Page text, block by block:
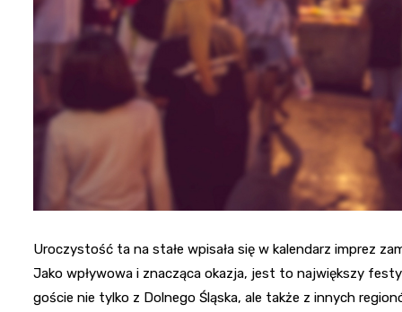
Uroczystość ta na stałe wpisała się w kalendarz imprez
Jako wpływowa i znacząca okazja, jest to największy
goście nie tylko z Dolnego Śląska, ale także z innych